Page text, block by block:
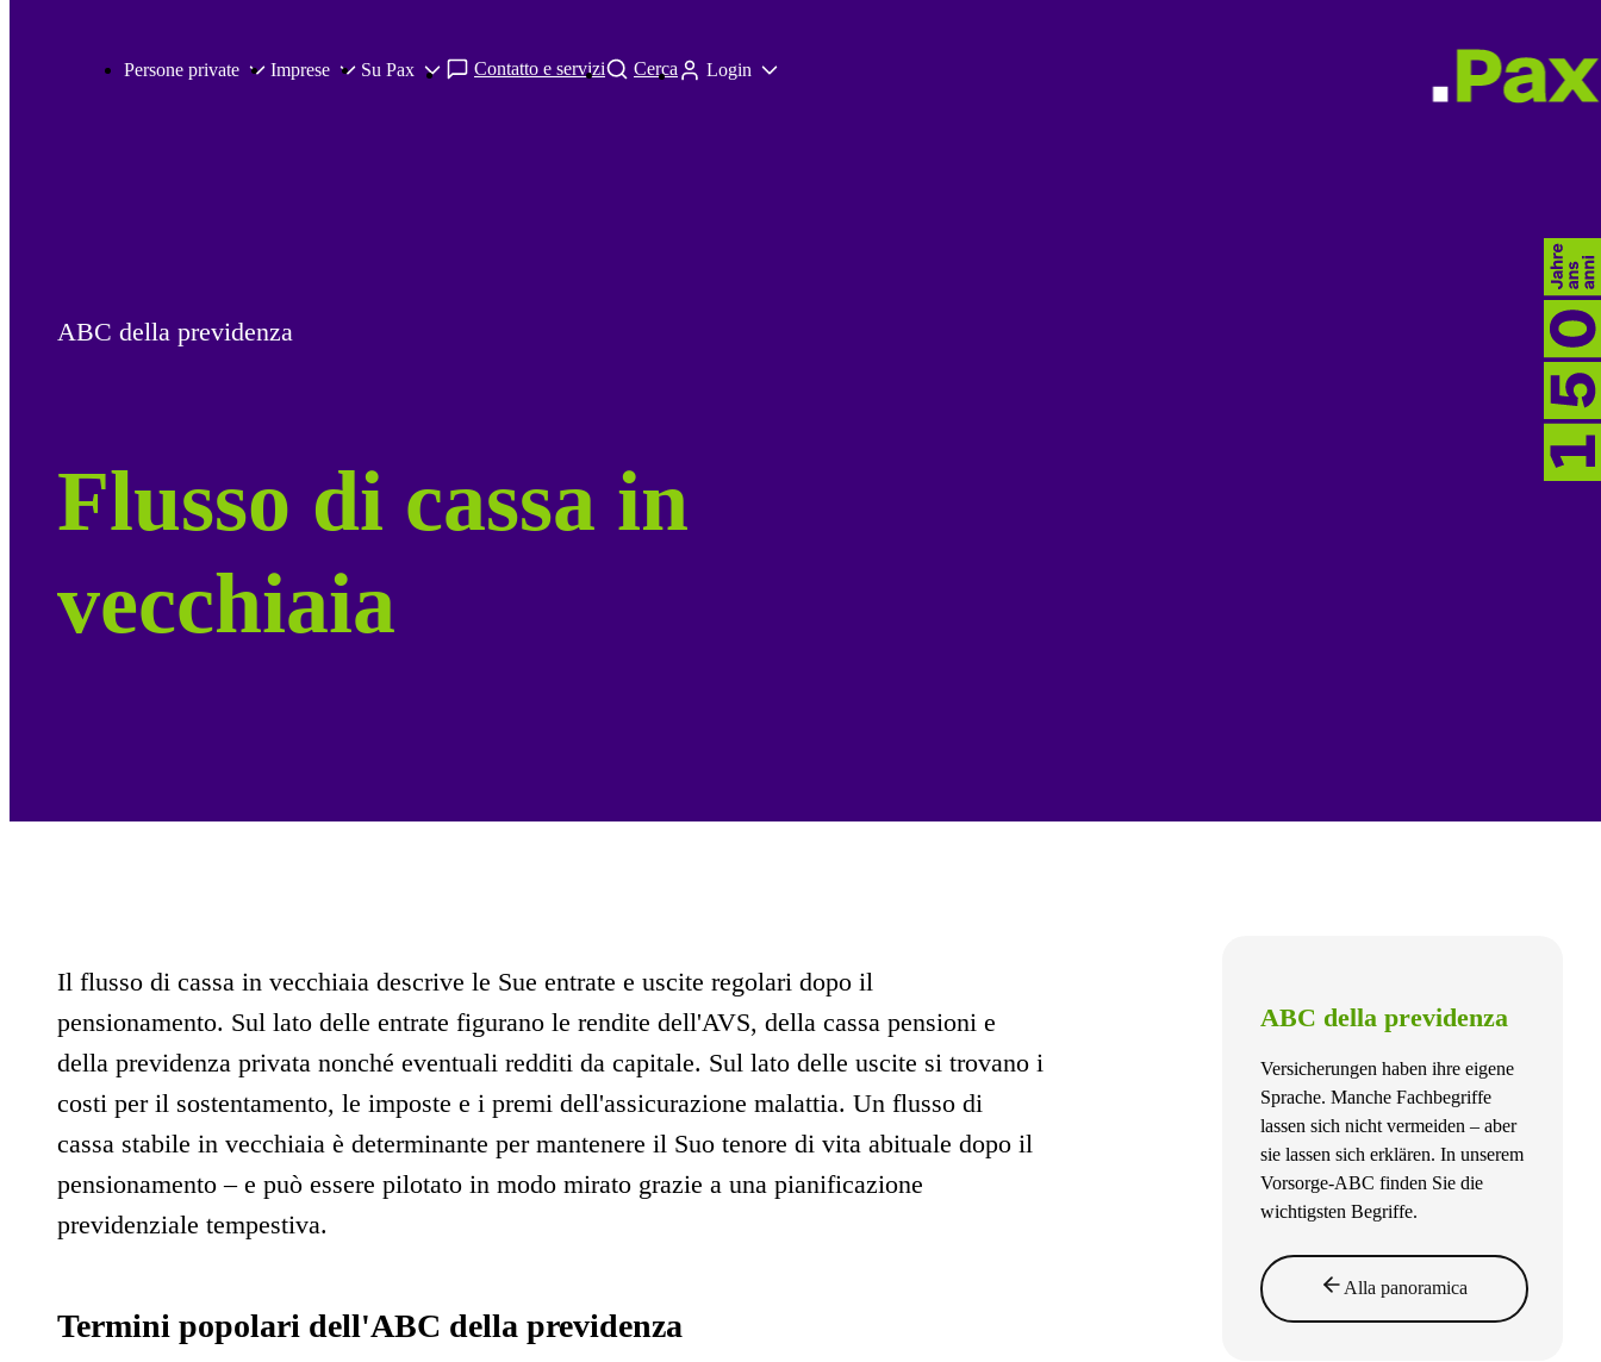
Persone private Imprese Su Pax Contatto e servizi Cerca Login
ABC della previdenza
Flusso di cassa in
vecchiaia
Il flusso di cassa in vecchiaia descrive le Sue entrate e uscite regolari dopo il
pensionamento. Sul lato delle entrate figurano le rendite dell'AVS, della cassa pensioni e
della previdenza privata nonché eventuali redditi da capitale. Sul lato delle uscite si trovano i
costi per il sostentamento, le imposte e i premi dell'assicurazione malattia. Un flusso di
cassa stabile in vecchiaia è determinante per mantenere il Suo tenore di vita abituale dopo il
pensionamento – e può essere pilotato in modo mirato grazie a una pianificazione
previdenziale tempestiva.
Termini popolari dell'ABC della previdenza
ABC della previdenza
Versicherungen haben ihre eigene
Sprache. Manche Fachbegriffe
lassen sich nicht vermeiden – aber
sie lassen sich erklären. In unserem
Vorsorge-ABC finden Sie die
wichtigsten Begriffe.
Alla panoramica